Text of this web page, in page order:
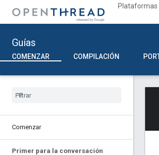
Plataformas
Guías
COMENZAR COMPILACIÓN
Comenzar
Primer para la conversación